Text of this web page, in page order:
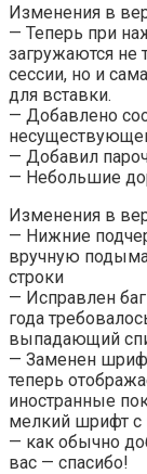
Изменения в
— Теперь при
загружаются
сессии, но и
для вставки.
— Добавлено
— Добавил
— Небольшие
Изменения в
— Нижние
вручную
строки
— Исправлен
года
выпадающий
— Заменен
теперь
иностранные
мелкий шрифт с
— как обычно
вас — спасибо!